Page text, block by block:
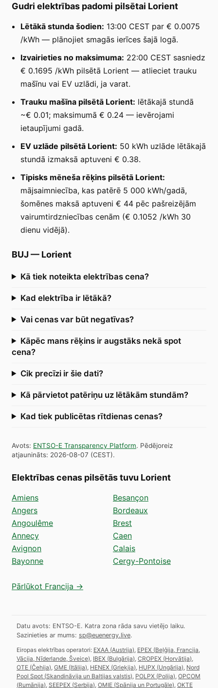
Gudri elektrības padomi pilsētai Lorient
Lētākā stunda šodien: 13:00 CEST par € 0.0075
/kWh — plānojiet smagās ierīces šajā logā.
Izvairieties no maksimuma: 22:00 CEST sasniedz
€ 0.1695 /kWh pilsētā Lorient — atlieciet trauku
mašīnu vai EV uzlādi, ja varat.
Trauku mašīna pilsētā Lorient: lētākajā stundā
~€ 0.01; maksimumā € 0.24 — ievērojami
ietaupījumi gadā.
EV uzlāde pilsētā Lorient: 50 kWh uzlāde lētākajā
stundā izmaksā aptuveni € 0.38.
Tipisks mēneša rēķins pilsētā Lorient:
mājsaimniecība, kas patērē 5 000 kWh/gadā,
šomēnes maksā aptuveni € 44 pēc pašreizējām
vairumtirdzniecības cenām (€ 0.1052 /kWh 30
dienu vidējā).
BUJ — Lorient
Kā tiek noteikta elektrības cena?
Kad elektrība ir lētākā?
Vai cenas var būt negatīvas?
Kāpēc mans rēķins ir augstāks nekā spot
cena?
Cik precīzi ir šie dati?
Kā pārvietot patēriņu uz lētākām stundām?
Kad tiek publicētas rītdienas cenas?
Avots: ENTSO-E Transparency Platform. Pēdējoreiz
atjaunināts: 2026-08-07 (CEST).
Elektrības cenas pilsētās tuvu Lorient
Amiens
Angers
Angoulême
Annecy
Avignon
Bayonne
Besançon
Bordeaux
Brest
Caen
Calais
Cergy-Pontoise
Pārlūkot Francija →
Datu avots: ENTSO-E. Katra zona rāda savu vietējo laiku.
Sazinieties ar mums: sp@euenergy.live.
Eiropas elektrības operatori: EXAA (Austrija) EPEX (Beļģija, Francija,
Vācija, Nīderlande, Šveice) IBEX (Bulgārija) CROPEX (Horvātija)
OTE (Čehija) GME (Itālija) HENEX (Grieķija) HUPX (Ungārija) Nord
Pool Spot (Skandināvija un Baltijas valstis) POLPX (Polija) OPCOM
(Rumānija) SEEPEX (Serbija) OMIE (Spānija un Portugāle) OKTE